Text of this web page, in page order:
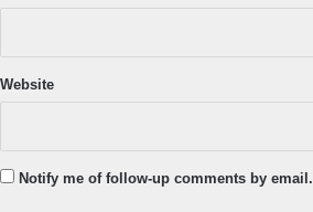
Website
Notify me of follow-up comments by email.